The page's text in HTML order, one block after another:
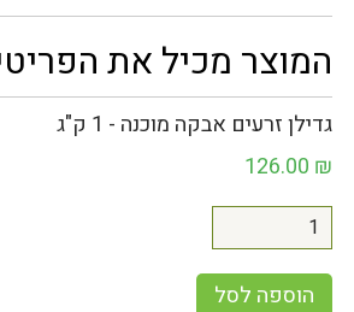
המוצר מכיל את
גדילן זרעים אבקה מוכנה - 1 ק"ג
126.00 ₪
הוספה לסל